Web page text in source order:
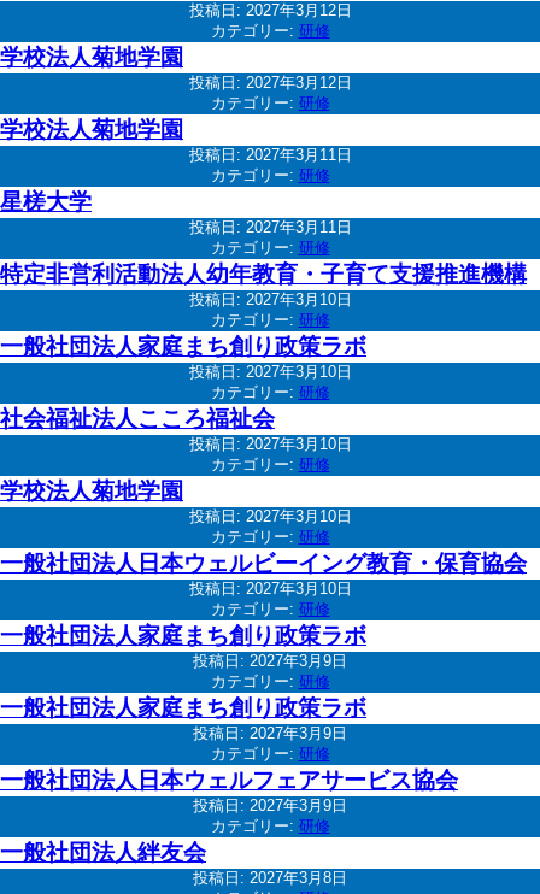
投稿日: 2027年3月12日
カテゴリー: 研修
学校法人菊地学園
投稿日: 2027年3月12日
カテゴリー: 研修
学校法人菊地学園
投稿日: 2027年3月11日
カテゴリー: 研修
星槎大学
投稿日: 2027年3月11日
カテゴリー: 研修
特定非営利活動法人幼年教育・子育て支援推進機構
投稿日: 2027年3月10日
カテゴリー: 研修
一般社団法人家庭まち創り政策ラボ
投稿日: 2027年3月10日
カテゴリー: 研修
社会福祉法人こころ福祉会
投稿日: 2027年3月10日
カテゴリー: 研修
学校法人菊地学園
投稿日: 2027年3月10日
カテゴリー: 研修
一般社団法人日本ウェルビーイング教育・保育協会
投稿日: 2027年3月10日
カテゴリー: 研修
一般社団法人家庭まち創り政策ラボ
投稿日: 2027年3月9日
カテゴリー: 研修
一般社団法人家庭まち創り政策ラボ
投稿日: 2027年3月9日
カテゴリー: 研修
一般社団法人日本ウェルフェアサービス協会
投稿日: 2027年3月9日
カテゴリー: 研修
一般社団法人絆友会
投稿日: 2027年3月8日